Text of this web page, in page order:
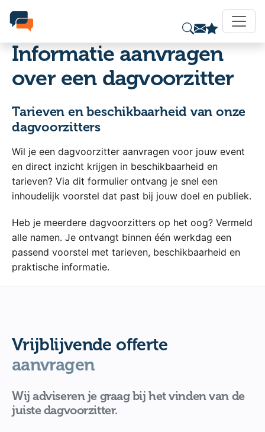
Informatie aanvragen
over een dagvoorzitter
Tarieven en beschikbaarheid van onze
dagvoorzitters
Wil je een dagvoorzitter aanvragen voor jouw event
en direct inzicht krijgen in beschikbaarheid en
tarieven? Via dit formulier ontvang je snel een
inhoudelijk voorstel dat past bij jouw doel en publiek.
Heb je meerdere dagvoorzitters op het oog? Vermeld
alle namen. Je ontvangt binnen één werkdag een
passend voorstel met tarieven, beschikbaarheid en
praktische informatie.
Vrijblijvende offerte
aanvragen
Wij adviseren je graag bij het vinden van de
juiste dagvoorzitter.